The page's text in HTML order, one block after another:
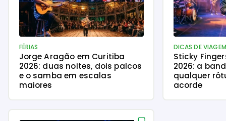
FÉRIAS
Jorge Aragão em Curitiba
2026: duas noites, dois palcos
e o samba em escalas
maiores
DICAS DE VIAGEM
Sticky
2026: a
qualquer
acorde